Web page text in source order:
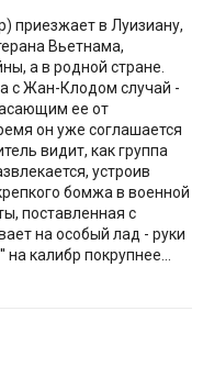
приезжает в Луизиану,
Вьетнама,
а в родной стране.
с Жан-Клодом случай -
ее от
он уже соглашается
видит, как группа
устроив
бомжа в военной
поставленная с
на особый лад - руки
на калибр покрупнее...